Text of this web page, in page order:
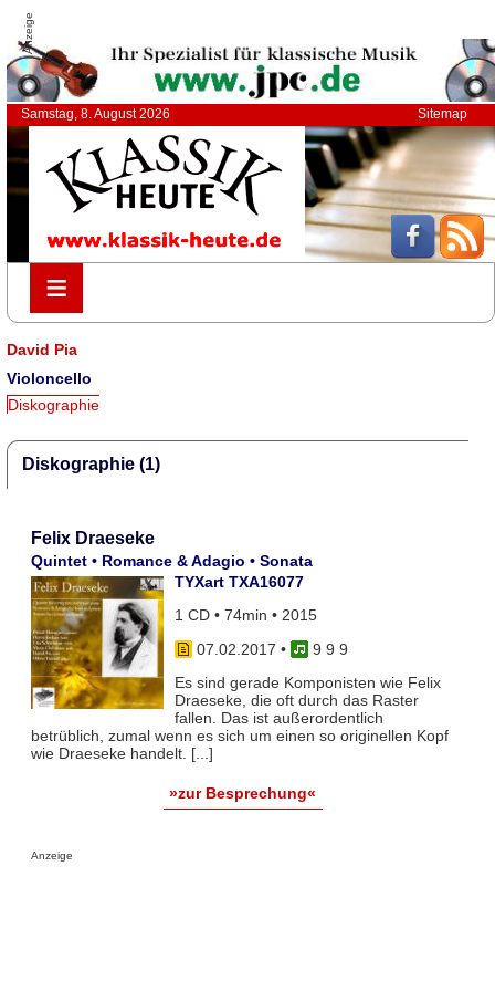
Anzeige
Samstag, 8. August 2026 Sitemap
≡
≡
David Pia
Violoncello
Diskographie
Diskographie (1)
Felix Draeseke
Quintet • Romance & Adagio • Sonata
TYXart TXA16077
1 CD • 74min • 2015
07.02.2017 •
9 9 9
Es sind gerade Komponisten wie Felix
Draeseke, die oft durch das Raster
fallen. Das ist außerordentlich
betrüblich, zumal wenn es sich um einen so originellen Kopf
wie Draeseke handelt. [...]
»zur Besprechung«
Anzeige